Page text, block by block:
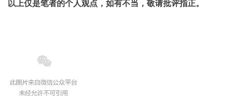
以上仅是笔者的个人观点，如有不当，敬请批评指正。